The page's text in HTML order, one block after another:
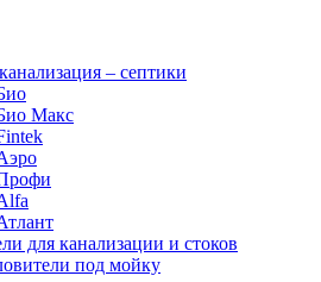
– септики
Макс
для канализации и стоков
под мойку